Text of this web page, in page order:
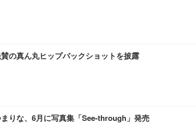
の真ん丸ヒップバックショットを披露
りな、6月に写真集「See-through」発売